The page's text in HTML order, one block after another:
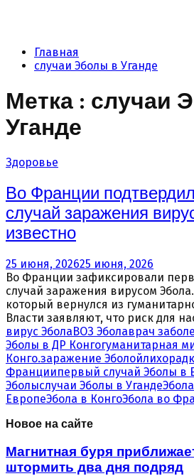
Главная
случаи Эболы в Уганде
Метка : случаи
Уганде
Здоровье
Во Франции
случай заражения
известно
25 июня, 202625 июня, 2026
Во Франции зафиксировали
случай заражения вирусом
который вернулся из
Власти заявляют, что риск для
вирус ЭболаВОЗ Эболаврач
Эболы в ДР Конгогуманитарная
Конго.заражение Эболой
Франциипервый случай Эболы в
Эболыслучаи Эболы в Уганде
ЕвропеЭбола в КонгоЭбола во
Новое на сайте
Магнитная буря
штормить два дня подряд